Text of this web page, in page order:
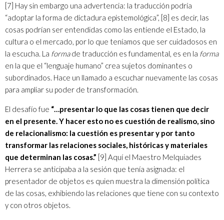
[7] Hay sin embargo una advertencia: la traducción podría
“adoptar la forma de dictadura epistemológica”, [8] es decir, las
cosas podrían ser entendidas como las entiende el Estado, la
cultura o el mercado, por lo que teníamos que ser cuidadosos en
la escucha. La formade traducción es fundamental, es en la forma
en la que el “lenguaje humano” crea sujetos dominantes o
subordinados. Hace un llamado a escuchar nuevamente las cosas
para ampliar su poder de transformación.
El desafío fue “…presentar lo que las cosas tienen que decir
en el presente. Y hacer esto no es cuestión de realismo, sino
de relacionalismo: la cuestión es presentar y por tanto
transformar las relaciones sociales, históricas y materiales
que determinan las cosas.” [9] Aquí el Maestro Melquiades
Herrera se anticipaba a la sesión que tenía asignada: el
presentador de objetos es quien muestra la dimensión política
de las cosas, exhibiendo las relaciones que tiene con su contexto
y con otros objetos.